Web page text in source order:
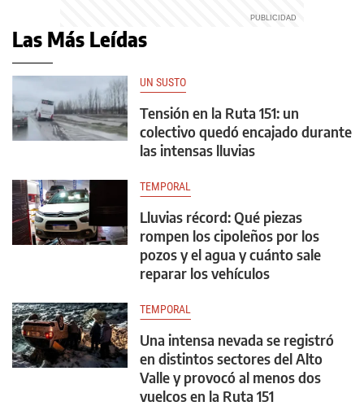
Las Más Leídas
UN SUSTO
Tensión en la Ruta 151: un
colectivo quedó encajado durante
las intensas lluvias
TEMPORAL
Lluvias récord: Qué piezas
rompen los cipoleños por los
pozos y el agua y cuánto sale
reparar los vehículos
TEMPORAL
Una intensa nevada se registró
en distintos sectores del Alto
Valle y provocó al menos dos
vuelcos en la Ruta 151